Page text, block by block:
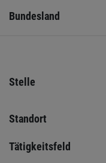
Bundesland
Stelle
Standort
Tätigkeitsfeld